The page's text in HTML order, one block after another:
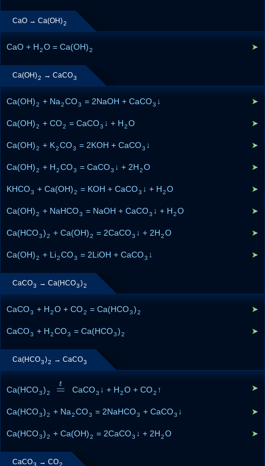
CaO → Ca(OH)2
CaO + H2O = Ca(OH)2 ➤
Ca(OH)2 → CaCO3
Ca(OH)2 + Na2CO3 = 2NaOH + CaCO3 ↓ ➤
Ca(OH)2 + CO2 = CaCO3 ↓ + H2O ➤
Ca(OH)2 + K2CO3 = 2KOH + CaCO3 ↓ ➤
Ca(OH)2 + H2CO3 = CaCO3 ↓ + 2H2O ➤
KHCO3 + Ca(OH)2 = KOH + CaCO3 ↓ + H2O ➤
Ca(OH)2 + NaHCO3 = NaOH + CaCO3 ↓ + H2O ➤
Ca(HCO3)2 + Ca(OH)2 = 2CaCO3 ↓ + 2H2O ➤
Ca(OH)2 + Li2CO3 = 2LiOH + CaCO3 ↓ ➤
CaCO3 → Ca(HCO3)2
CaCO3 + H2O + CO2 = Ca(HCO3)2 ➤
CaCO3 + H2CO3 = Ca(HCO3)2 ➤
Ca(HCO3)2 → CaCO3
Ca(HCO3)2 =
t
=t CaCO3 ↓ + H 2 O + CO2 ↑ ➤
Ca(HCO3)2 + Na2CO3 = 2NaHCO3 + CaCO3 ↓ ➤
Ca(HCO3)2 + Ca(OH)2 = 2CaCO3 ↓ + 2H2O ➤
CaCO3 → CO2